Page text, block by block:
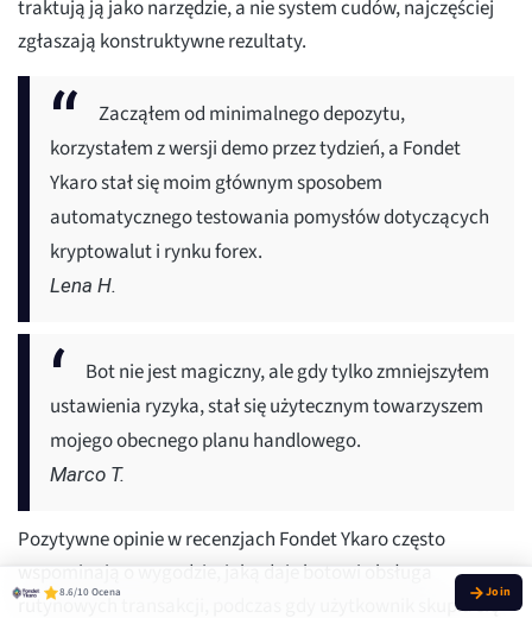
traktują ją jako narzędzie, a nie system cudów, najczęściej
zgłaszają konstruktywne rezultaty.
Zacząłem od minimalnego depozytu,
korzystałem z wersji demo przez tydzień, a Fondet
Ykaro stał się moim głównym sposobem
automatycznego testowania pomysłów dotyczących
kryptowalut i rynku forex.
Lena H.
Bot nie jest magiczny, ale gdy tylko zmniejszyłem
ustawienia ryzyka, stał się użytecznym towarzyszem
mojego obecnego planu handlowego.
Marco T.
Pozytywne opinie w recenzjach Fondet Ykaro często
wspominają o wygodzie, jaką daje botowi obsługa
rutynowych transakcji, podczas gdy użytkownik skupia się
8.6/10 Ocena